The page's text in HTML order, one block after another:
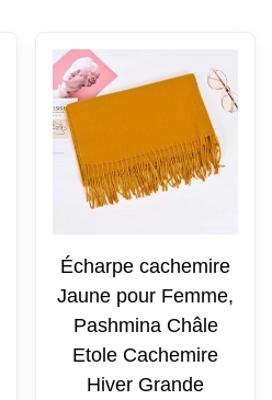
Écharpe cachemire
Jaune pour Femme,
Pashmina Châle
Etole Cachemire
Hiver Grande